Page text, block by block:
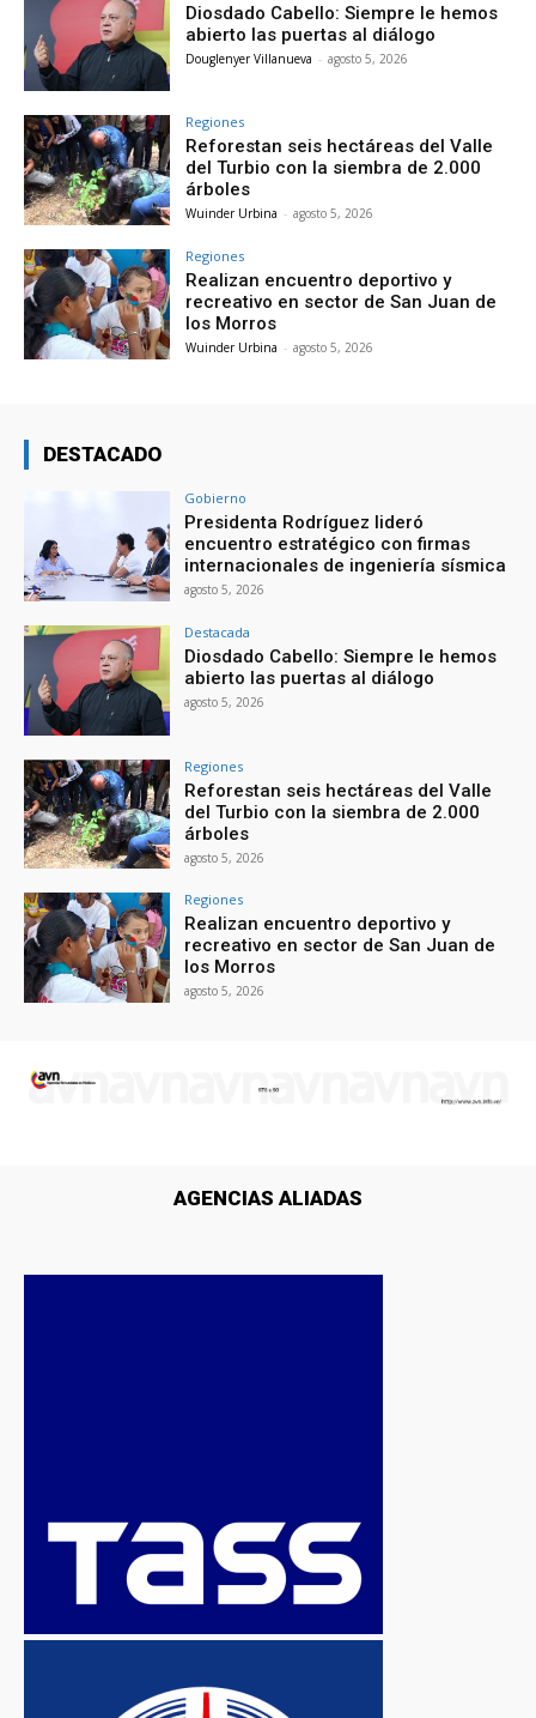
Diosdado Cabello: Siempre le hemos
abierto las puertas al diálogo
Douglenyer Villanueva - agosto 5, 2026
Regiones
Reforestan seis hectáreas del Valle
del Turbio con la siembra de 2.000
árboles
Wuinder Urbina - agosto 5, 2026
Regiones
Realizan encuentro deportivo y
recreativo en sector de San Juan de
los Morros
Wuinder Urbina - agosto 5, 2026
DESTACADO
Gobierno
Presidenta Rodríguez lideró
encuentro estratégico con firmas
internacionales de ingeniería sísmica
agosto 5, 2026
Destacada
Diosdado Cabello: Siempre le hemos
abierto las puertas al diálogo
agosto 5, 2026
Regiones
Reforestan seis hectáreas del Valle
del Turbio con la siembra de 2.000
árboles
agosto 5, 2026
Regiones
Realizan encuentro deportivo y
recreativo en sector de San Juan de
los Morros
agosto 5, 2026
AGENCIAS ALIADAS